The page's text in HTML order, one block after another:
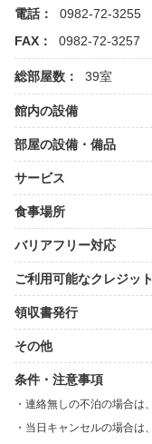
電話：
0982-72-3255
FAX：
0982-72-3257
総部屋数： 39室
館内の設備
部屋の設備・備品
サービス
食事場所
バリアフリー対応
ご利用可能なクレジッ
領収書発行
その他
条件・注意事項
連絡無しの不泊の場合は
当日キャンセルの場合は